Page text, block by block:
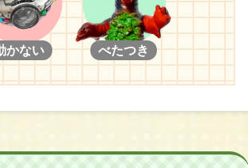
かない べたつき